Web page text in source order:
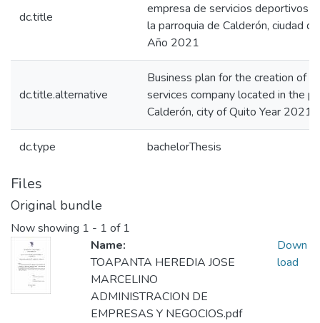
dc.title
empresa de servicios deportivos
la parroquia de Calderón, ciudad
Año 2021
dc.title.alternative
Business plan for the creation of a
services company located in the
Calderón, city of Quito Year 2021
dc.type bachelorThesis
Files
Original bundle
Now showing 1 - 1 of 1
Name:
TOAPANTA HEREDIA JOSE
MARCELINO
ADMINISTRACION DE
EMPRESAS Y NEGOCIOS.pdf
Down
load